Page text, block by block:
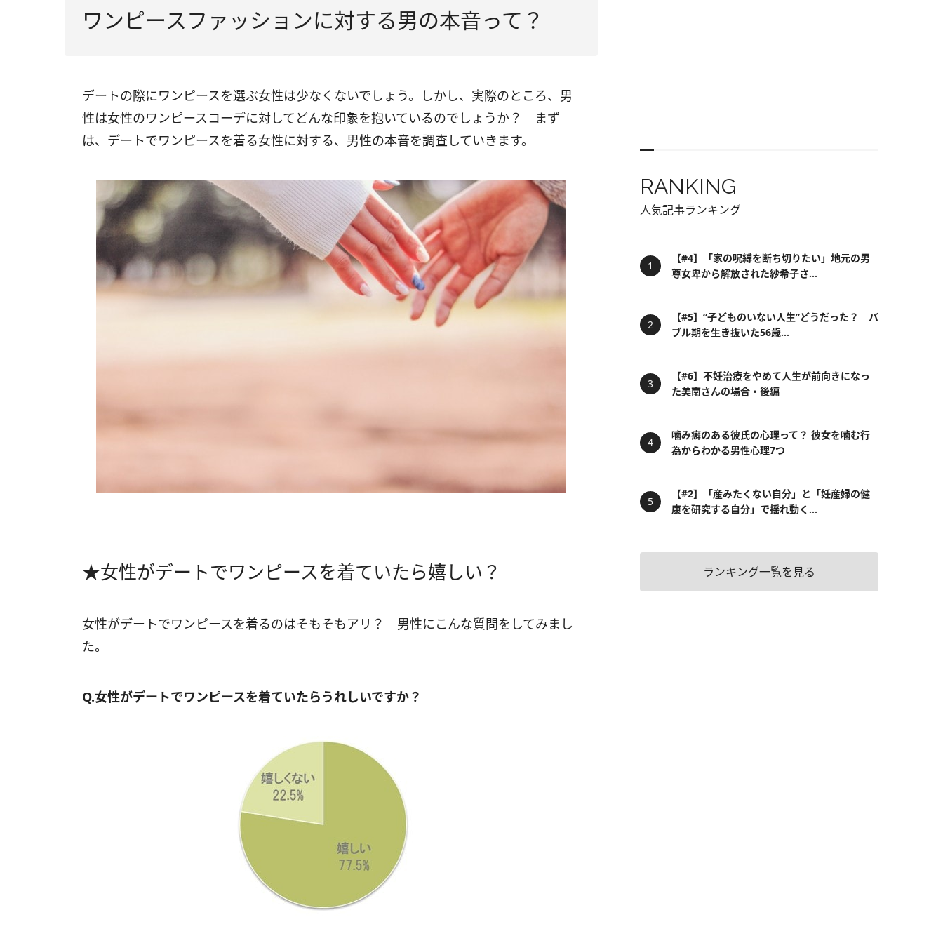
ワンピースファッションに対する男の本音って？
デートの際にワンピースを選ぶ女性は少なくないでしょう。しかし、実際のところ、男
性は女性のワンピースコーデに対してどんな印象を抱いているのでしょうか？ まず
は、デートでワンピースを着る女性に対する、男性の本音を調査していきます。
★女性がデートでワンピースを着ていたら嬉しい？
女性がデートでワンピースを着るのはそもそもアリ？ 男性にこんな質問をしてみまし
た。
Q.女性がデートでワンピースを着ていたらうれしいですか？
RANKING
人気記事ランキング
【#4】「家の呪縛を断ち切りたい」地元の男
尊女卑から解放された紗希子さ...
【#5】“子どものいない人生”どうだった？ バ
ブル期を生き抜いた56歳...
【#6】不妊治療をやめて人生が前向きになっ
た美南さんの場合・後編
噛み癖のある彼氏の心理って？ 彼女を噛む行
為からわかる男性心理7つ
【#2】「産みたくない自分」と「妊産婦の健
康を研究する自分」で揺れ動く...
ランキング一覧を見る